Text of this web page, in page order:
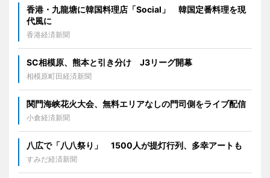
香港・九龍塘に韓国料理店「Social」 韓国定番料理を現
代風に
香港経済新聞
SC相模原、熊本と引き分け J3リーグ開幕
相模原町田経済新聞
関門海峡花火大会、無料エリアなしの門司側をライブ配信
小倉経済新聞
八広で「八八祭り」 1500人が提灯行列、多幸アートも
すみだ経済新聞